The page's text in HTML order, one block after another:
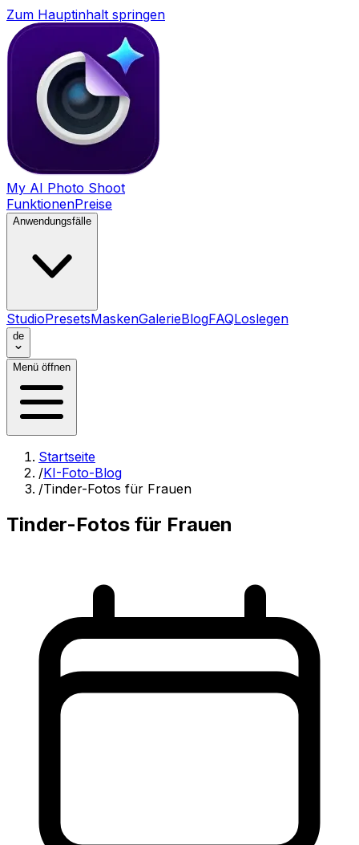
Zum Hauptinhalt springen
My AI Photo Shoot
FunktionenPreise
Anwendungsfälle
StudioPresetsMaskenGalerieBlogFAQLoslegen
de
Menü öffnen
Startseite
/KI-Foto-Blog
/Tinder-Fotos für Frauen
Tinder-Fotos für Frauen